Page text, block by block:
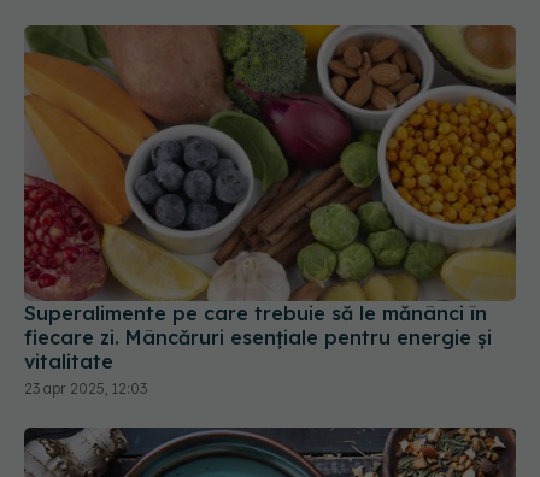
Superalimente pe care trebuie să le mănânci în
fiecare zi. Mâncăruri esențiale pentru energie și
vitalitate
23 apr 2025, 12:03